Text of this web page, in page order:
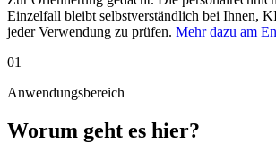
Einzelfall bleibt selbstverständlich bei Ihnen,
jeder Verwendung zu prüfen. Mehr dazu am
01
Anwendungsbereich
Worum geht es hier?